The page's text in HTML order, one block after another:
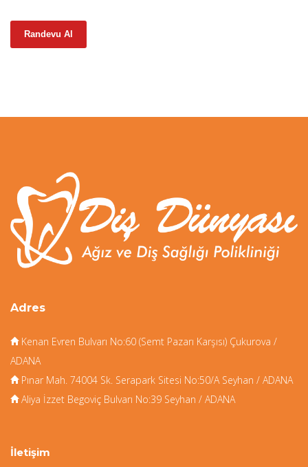
Randevu Al
Adres
Kenan Evren Bulvarı No:60 (Semt Pazarı Karşısı) Çukurova /
ADANA
Pınar Mah. 74004 Sk. Serapark Sitesi No:50/A Seyhan / ADANA
Aliya İzzet Begoviç Bulvarı No:39 Seyhan / ADANA
İletişim